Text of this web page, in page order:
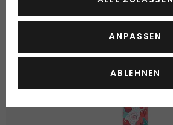
ANPASSEN
ABLEHNEN